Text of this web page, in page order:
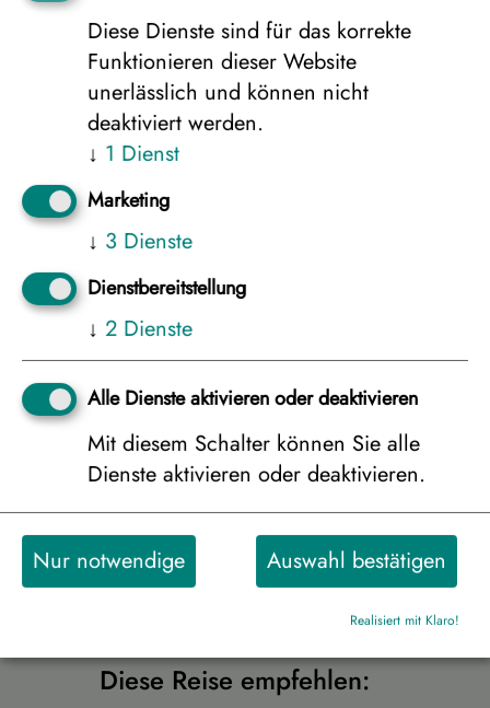
Hütte für 1-4 Personen bei 4er Belegung
Hütte für 1-4 Personen bei 3er Belegung
Hütte für 1-4 Personen bei 2er Belegung
Weitere Unterkünfte anzeigen
Zurück
weiter zur
Diese Reise empfehlen:
Diese Dienste sind für das korrekte
Funktionieren dieser Website
unerlässlich und können nicht
deaktiviert werden.
↓ 1 Dienst
Marketing
↓ 3 Dienste
Dienstbereitstellung
↓ 2 Dienste
Alle Dienste aktivieren oder deaktivieren
Mit diesem Schalter können Sie alle
Dienste aktivieren oder deaktivieren.
Nur notwendige Auswahl bestätigen
Realisiert mit Klaro!